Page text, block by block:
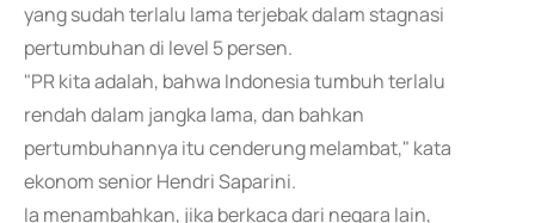
yang sudah terlalu lama terjebak dalam stagnasi
pertumbuhan di level 5 persen.
"PR kita adalah, bahwa Indonesia tumbuh terlalu
rendah dalam jangka lama, dan bahkan
pertumbuhannya itu cenderung melambat," kata
ekonom senior Hendri Saparini.
Ia menambahkan, jika berkaca dari negara lain,